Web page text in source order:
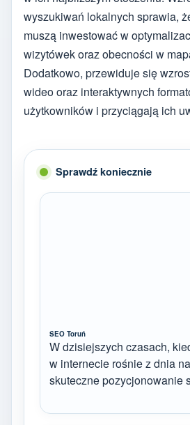
wyszukiwań lokalnych sprawia,
muszą inwestować w
wizytówek oraz obecności w
Dodatkowo, przewiduje się
wideo oraz interaktywnych
użytkowników i przyciągają ich
Sprawdź koniecznie
SEO Toruń
W dzisiejszych czasach,
w internecie rośnie z dnia
skuteczne pozycjonowanie